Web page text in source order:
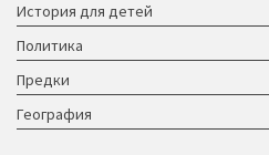
История для детей
Политика
Предки
География